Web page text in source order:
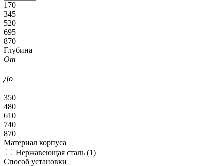
170
345
520
695
870
Глубина
От
До
350
480
610
740
870
Материал корпуса
Нержавеющая сталь (1)
Способ установки